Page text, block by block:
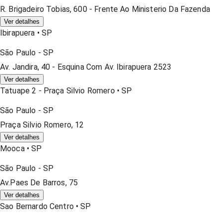
R. Brigadeiro Tobias, 600 - Frente Ao Ministerio Da Fazenda
Ver detalhes
Ibirapuera • SP
São Paulo - SP
Av. Jandira, 40 - Esquina Com Av. Ibirapuera 2523
Ver detalhes
Tatuape 2 - Praça Silvio Romero •SP
São Paulo - SP
Praça Silvio Romero, 12
Ver detalhes
Mooca•SP
São Paulo - SP
Av.Paes De Barros, 75
Ver detalhes
Sao Bernardo Centro •SP